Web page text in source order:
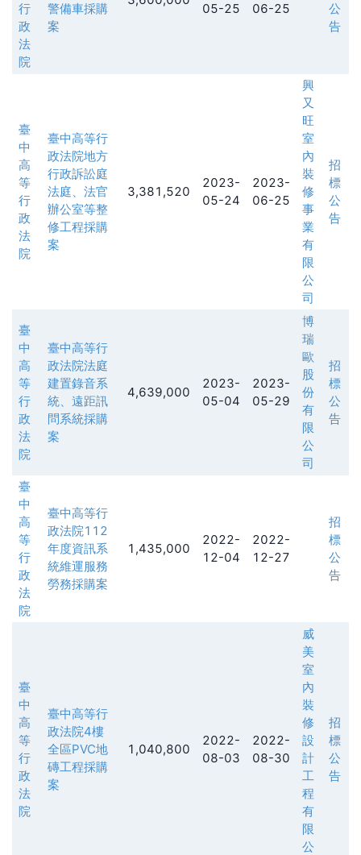
行
政
法
院
警備車採購
案
05-25 06-25
公
告
臺
中
高
等
行
政
法
院
臺中高等行
政法院地方
行政訴訟庭
法庭、法官
辦公室等整
修工程採購
案
3,381,520
2023-
05-24
2023-
06-25
興
又
旺
室
內
裝
修
事
業
有
限
公
司
招
標
公
告
臺
中
高
等
行
政
法
院
臺中高等行
政法院法庭
建置錄音系
統、遠距訊
問系統採購
案
4,639,000
2023-
05-04
2023-
05-29
博
瑞
歐
股
份
有
限
公
司
招
標
公
告
臺
中
高
等
行
政
法
院
臺中高等行
政法院112
年度資訊系
統維運服務
勞務採購案
1,435,000
2022-
12-04
2022-
12-27
招
標
公
告
臺
中
高
等
行
政
法
院
臺中高等行
政法院4樓
全區PVC地
磚工程採購
案
1,040,800
2022-
08-03
2022-
08-30
威
美
室
內
裝
修
設
計
工
程
有
限
公
招
標
公
告